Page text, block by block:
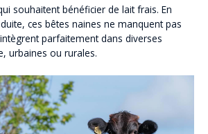
souhaitent bénéficier de lait frais. En
ces bêtes naines ne manquent pas
parfaitement dans diverses
urbaines ou rurales.